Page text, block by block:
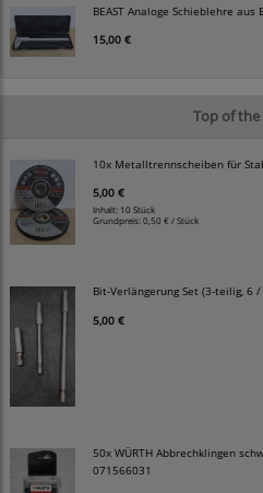
BEAST Analoge Schieblehre
15,00 €
Top of the
10x Metalltrennscheiben für
5,00 €
Inhalt: 10 Stück
Grundpreis:0,50 € / Stück
Bit-Verlängerung Set (3-teilig, 6
5,00 €
50x WÜRTH Abbrechklingen
071566031